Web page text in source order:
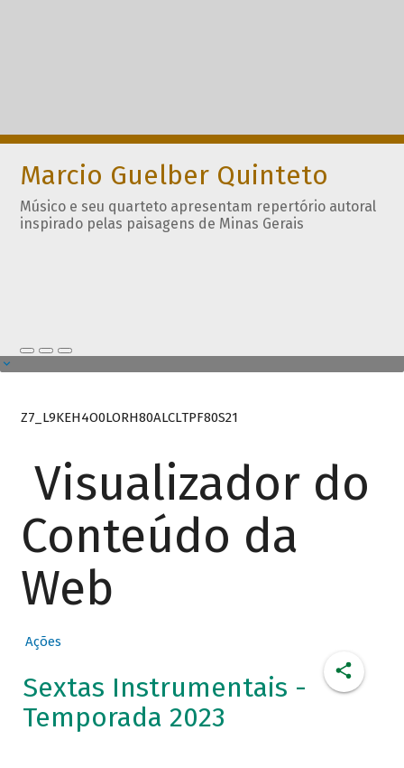
Marcio Guelber Quinteto
Músico e seu quarteto apresentam repertório autoral
inspirado pelas paisagens de Minas Gerais
Z7_L9KEH4O0LORH80ALCLTPF80S21
Visualizador do
Conteúdo da
Web
Ações
Sextas Instrumentais -
Temporada 2023